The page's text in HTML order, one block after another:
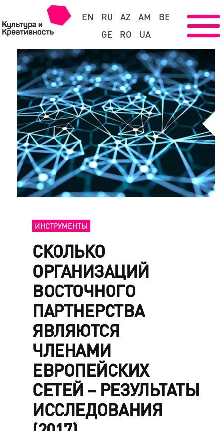
EN RU AZ AM
BE
GE
RO UA
ИНСТРУМЕНТЫ
СКОЛЬКО
ОРГАНИЗАЦИЙ
ВОСТОЧНОГО
ПАРТНЕРСТВА
ЯВЛЯЮТСЯ
ЧЛЕНАМИ
ЕВРОПЕЙСКИХ
СЕТЕЙ – РЕЗУЛЬТАТЫ
ИССЛЕДОВАНИЯ